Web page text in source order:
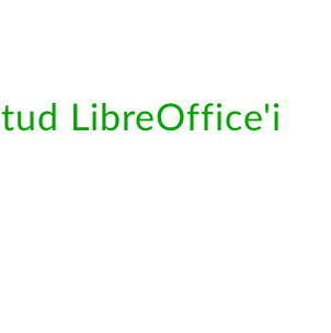
LibreOffice'i